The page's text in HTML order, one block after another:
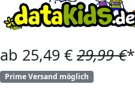
ab 25,49 € 29,99 €*
Prime Versand möglich